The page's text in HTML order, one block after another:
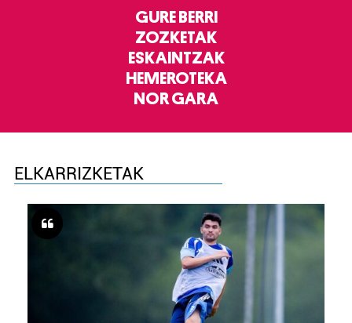
GURE BERRI
ZOZKETAK
ESKAINTZAK
HEMEROTEKA
NOR GARA
ELKARRIZKETAK